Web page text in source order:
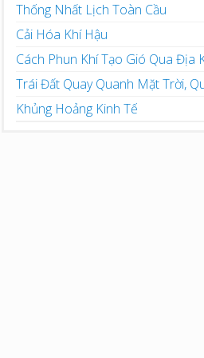
Thống Nhất Lịch Toàn Cầu
Cải Hóa Khí Hậu
Cách Phun Khí Tạo Gió Qua Địa
Trái Đất Quay Quanh Mặt Trời,
Khủng Hoảng Kinh Tế